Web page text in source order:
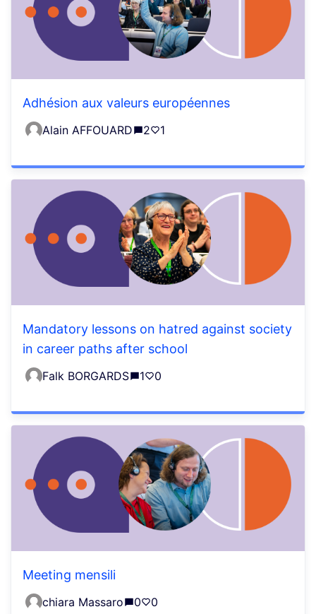
Adhésion aux valeurs européennes
Alain AFFOUARD 2 1
Mandatory lessons on hatred against society
in career paths after school
Falk BORGARDS 1 0
Meeting mensili
chiara Massaro 0 0